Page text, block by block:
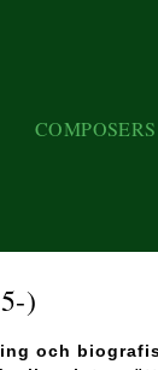
COMPOSERS
)
och